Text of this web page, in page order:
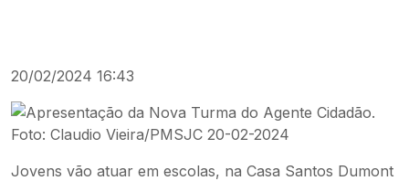
20/02/2024 16:43
Jovens vão atuar em escolas, na Casa Santos Dumont